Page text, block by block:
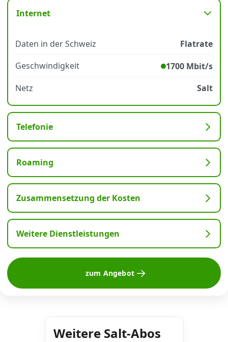
Internet
Daten in der Schweiz
Flatrate
Geschwindigkeit
1700 Mbit/s
Netz
Salt
Telefonie
Roaming
Zusammensetzung der Kosten
Weitere Dienstleistungen
zum Angebot
Weitere Salt-Abos